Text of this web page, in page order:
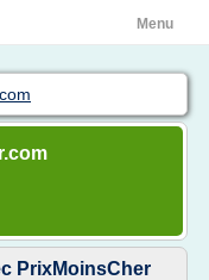
Menu
PrixMoinsCher